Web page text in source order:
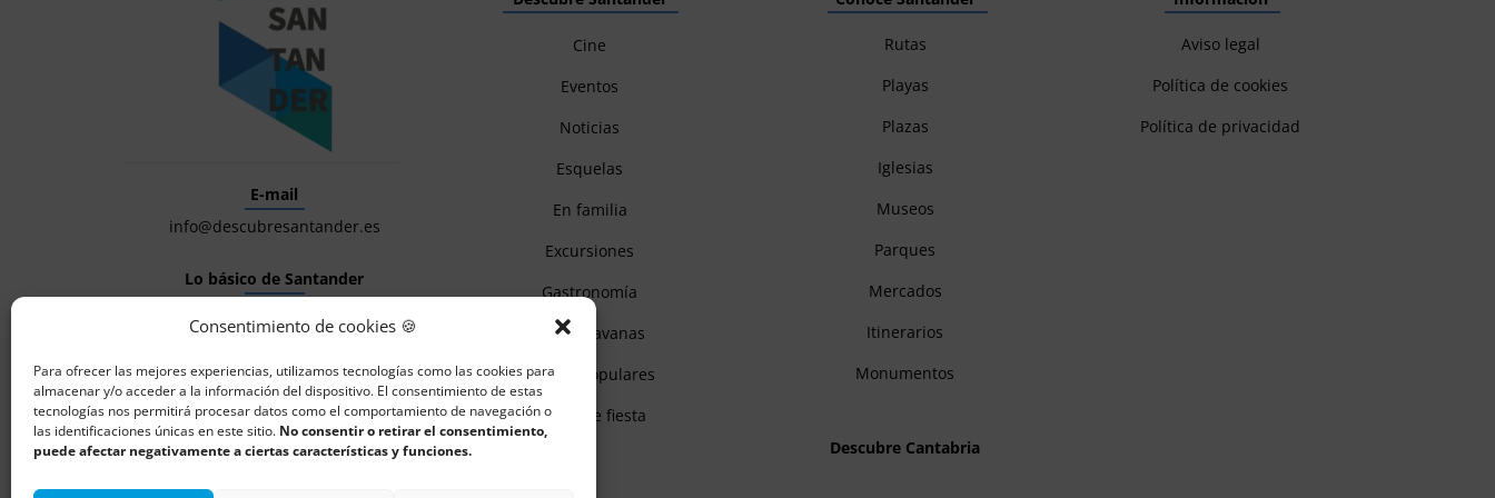
Consentimiento de cookies 🍪
Para ofrecer las mejores experiencias, utilizamos tecnologías como las cookies para
almacenar y/o acceder a la información del dispositivo. El consentimiento de estas
tecnologías nos permitirá procesar datos como el comportamiento de navegación o
las identificaciones únicas en este sitio. No consentir o retirar el consentimiento,
puede afectar negativamente a ciertas características y funciones.
E-mail
info@descubresantander.es
Lo básico de Santander
Pubs
Comercios
Alojamientos
Restaurantes
Flash Descuentos
Cine
Eventos
Noticias
Esquelas
En familia
Excursiones
Gastronomía
Autocaravanas
Fiestas populares
Zonas de fiesta
Rutas
Playas
Plazas
Iglesias
Museos
Parques
Mercados
Itinerarios
Monumentos
Descubre Cantabria
Aviso legal
Política de cookies
Política de privacidad